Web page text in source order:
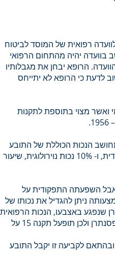
רפואית של המוסד לביטוח
בוועדה יהיה מהתחום הרפואי
הרופא יבחן את מגבלותיו
לדעת כי הרופא לא יתייחס
ואשר מצוי בתוספת לתקנות
הנכות הכוללת של התובע
באופן משוקלל. לדוגמא תובע שנקבע לו 10% נכות אורתופדית, ו- 10% נכות נוירולוגית, שיעור
השפעתה התפקודית על
כזה תופעל תקנה 15, אשר באמצעותה ניתן להגדיל את נכותו של
שנפגע באצבעו, הנכות הרפואית
שתיקבע לו היא נמוכה יחסית להשפעתה על תפקודו של הפסנתרן ולכן תופעל תקנה 15 על
לקביעה זו יקבל התובע